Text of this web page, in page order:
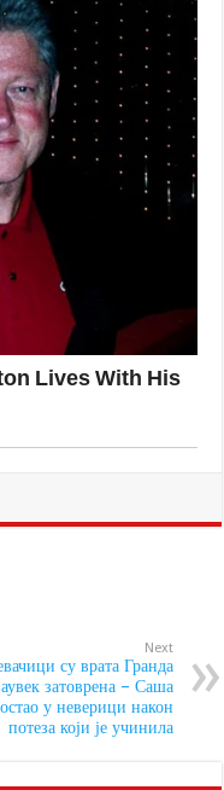
Next
су врата Гранда
затоврена – Саша
у неверици након
потеза који је учинила